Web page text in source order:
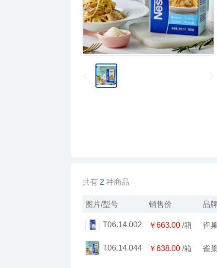
共有 2 种商品
图片/型号 销售价 品
T06.14.002 ￥663.00/箱 雀
T06.14.044 ￥638.00/箱 雀